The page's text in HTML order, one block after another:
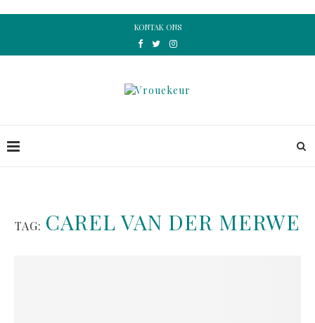
KONTAK ONS
TAG: CAREL VAN DER MERWE